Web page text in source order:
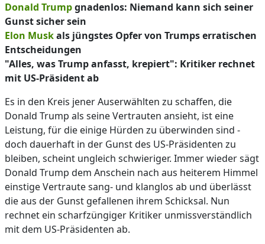
Donald Trumpgnadenlos: Niemand kann sich seiner
Gunst sicher sein
Elon Muskals jüngstes Opfer von Trumps erratischen
Entscheidungen
"Alles, was Trump anfasst, krepiert": Kritiker rechnet
mit US-Präsident ab
Es in den Kreis jener Auserwählten zu schaffen, die
Donald Trump als seine Vertrauten ansieht, ist eine
Leistung, für die einige Hürden zu überwinden sind -
doch dauerhaft in der Gunst des US-Präsidenten zu
bleiben, scheint ungleich schwieriger. Immer wieder sägt
Donald Trump dem Anschein nach aus heiterem Himmel
einstige Vertraute sang- und klanglos ab und überlässt
die aus der Gunst gefallenen ihrem Schicksal. Nun
rechnet ein scharfzüngiger Kritiker unmissverständlich
mit dem US-Präsidenten ab.